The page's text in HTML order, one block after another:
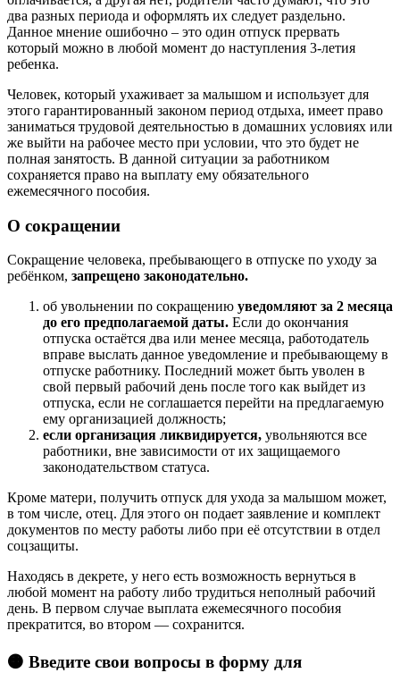
два разных периода и оформлять их следует раздельно.
Данное мнение ошибочно – это один отпуск прервать
который можно в любой момент до наступления 3-летия
ребенка.
Человек, который ухаживает за малышом и использует для
этого гарантированный законом период отдыха, имеет право
заниматься трудовой деятельностью в домашних условиях или
же выйти на рабочее место при условии, что это будет не
полная занятость. В данной ситуации за работником
сохраняется право на выплату ему обязательного
ежемесячного пособия.
О сокращении
Сокращение человека, пребывающего в отпуске по уходу за
ребёнком, запрещено законодательно.
об увольнении по сокращению уведомляют за 2 месяца
до его предполагаемой даты. Если до окончания
отпуска остаётся два или менее месяца, работодатель
вправе выслать данное уведомление и пребывающему в
отпуске работнику. Последний может быть уволен в
свой первый рабочий день после того как выйдет из
отпуска, если не соглашается перейти на предлагаемую
ему организацией должность;
если организация ликвидируется, увольняются все
работники, вне зависимости от их защищаемого
законодательством статуса.
Кроме матери, получить отпуск для ухода за малышом может,
в том числе, отец. Для этого он подает заявление и комплект
документов по месту работы либо при её отсутствии в отдел
соцзащиты.
Находясь в декрете, у него есть возможность вернуться в
любой момент на работу либо трудиться неполный рабочий
день. В первом случае выплата ежемесячного пособия
прекратится, во втором — сохранится.
🟠 Введите свои вопросы в форму для